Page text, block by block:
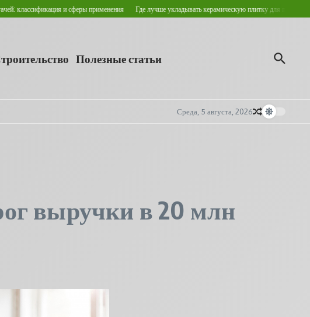
и сферы применения Где лучше укладывать керамическую плитку для пола?
Полезные статьи
Среда, 5 августа, 2026
выручки в 20 млн